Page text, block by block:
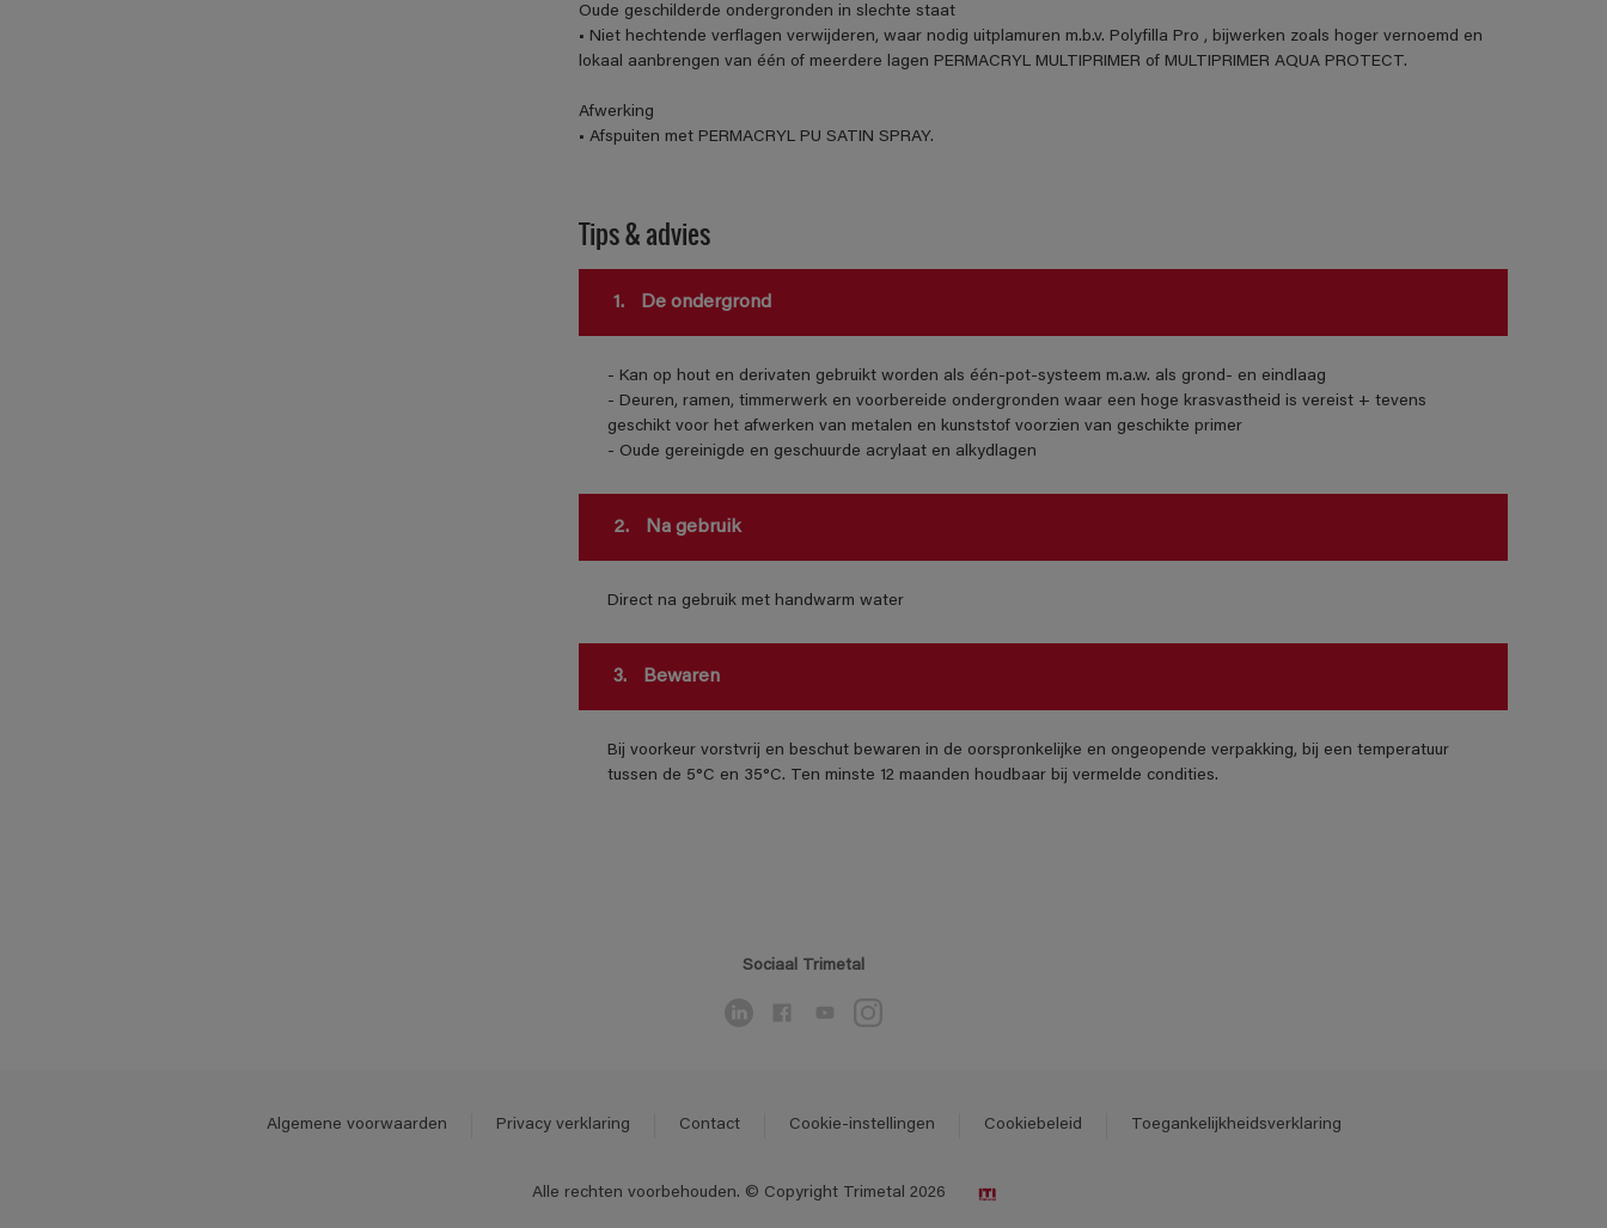
Oude geschilderde ondergronden in slechte staat
• Niet hechtende verflagen verwijderen, waar nodig uitplamuren m.b.v. Polyfilla Pro , bijwerken zoals hoger vernoemd en
lokaal aanbrengen van één of meerdere lagen PERMACRYL MULTIPRIMER of MULTIPRIMER AQUA PROTECT.
Afwerking
• Afspuiten met PERMACRYL PU SATIN SPRAY.
Tips & advies
1. De ondergrond
- Kan op hout en derivaten gebruikt worden als één-pot-systeem m.a.w. als grond- en eindlaag
- Deuren, ramen, timmerwerk en voorbereide ondergronden waar een hoge krasvastheid is vereist + tevens
geschikt voor het afwerken van metalen en kunststof voorzien van geschikte primer
- Oude gereinigde en geschuurde acrylaat en alkydlagen
2. Na gebruik
Direct na gebruik met handwarm water
3. Bewaren
Bij voorkeur vorstvrij en beschut bewaren in de oorspronkelijke en ongeopende verpakking, bij een temperatuur
tussen de 5°C en 35°C. Ten minste 12 maanden houdbaar bij vermelde condities.
Sociaal Trimetal
Algemene voorwaarden Privacy verklaring Contact Cookie-instellingen Cookiebeleid Toegankelijkheidsverklaring
Alle rechten voorbehouden. © Copyright Trimetal 2026